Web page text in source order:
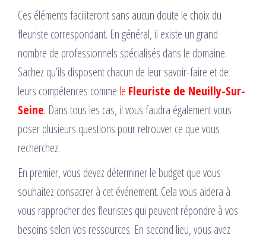
Ces éléments faciliteront sans aucun doute le choix du
fleuriste correspondant. En général, il existe un grand
nombre de professionnels spécialisés dans le domaine.
Sachez qu’ils disposent chacun de leur savoir-faire et de
leurs compétences comme le Fleuriste de Neuilly-Sur-
Seine. Dans tous les cas, il vous faudra également vous
poser plusieurs questions pour retrouver ce que vous
recherchez.
En premier, vous devez déterminer le budget que vous
souhaitez consacrer à cet événement. Cela vous aidera à
vous rapprocher des fleuristes qui peuvent répondre à vos
besoins selon vos ressources. En second lieu, vous avez